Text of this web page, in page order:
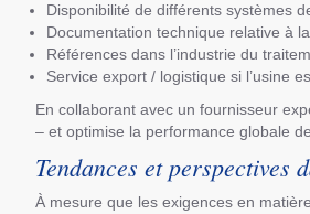
Disponibilité de différents systèmes
Documentation technique relative à
Références dans l’industrie du
Service export / logistique si l’usine
En collaborant avec un fournisseur
– et optimise la performance globale
Tendances et perspectives
À mesure que les exigences en